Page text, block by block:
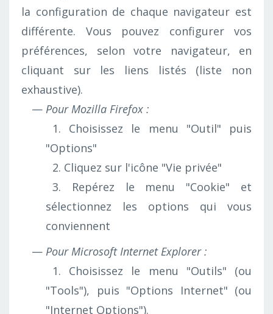
la configuration de chaque navigateur est
différente. Vous pouvez configurer vos
préférences, selon votre navigateur, en
cliquant sur les liens listés (liste non
exhaustive).
Pour Mozilla Firefox :
1. Choisissez le menu "Outil" puis
"Options"
2. Cliquez sur l'icône "Vie privée"
3. Repérez le menu "Cookie" et
sélectionnez les options qui vous
conviennent
Pour Microsoft Internet Explorer :
1. Choisissez le menu "Outils" (ou
"Tools"), puis "Options Internet" (ou
"Internet Options").